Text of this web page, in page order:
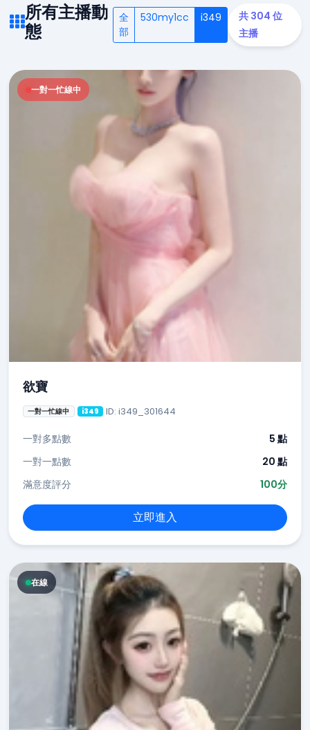
所有主播動
態
全
部
530my1cc i349
共 304 位
主播
一對一忙線中
欲寶
一對一忙線中 i349 ID: i349_301644
一對多點數
5 點
一對一點數
20 點
滿意度評分
100分
立即進入
在線